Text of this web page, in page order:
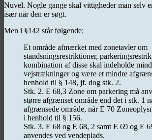
Nuvel. Nogle gange skal vittigheder man selv
især når den er søgt.
Men i §142 står følgende:
Et område afmærket med zonetavler om
standsningsrestriktioner,
kombination af disse skal indeholde
vejstrækninger og være et mindre
henhold til § 148, jf. dog stk. 2.
Stk. 2. E 68,3 Zone om parkering må
større afgrænset område end det i stk. 1
afgrænsede område, når E 70
i henhold til § 156.
Stk. 3. E 68 og E 68, 2 samt E 69 og E
anvendes ved vendeplads.